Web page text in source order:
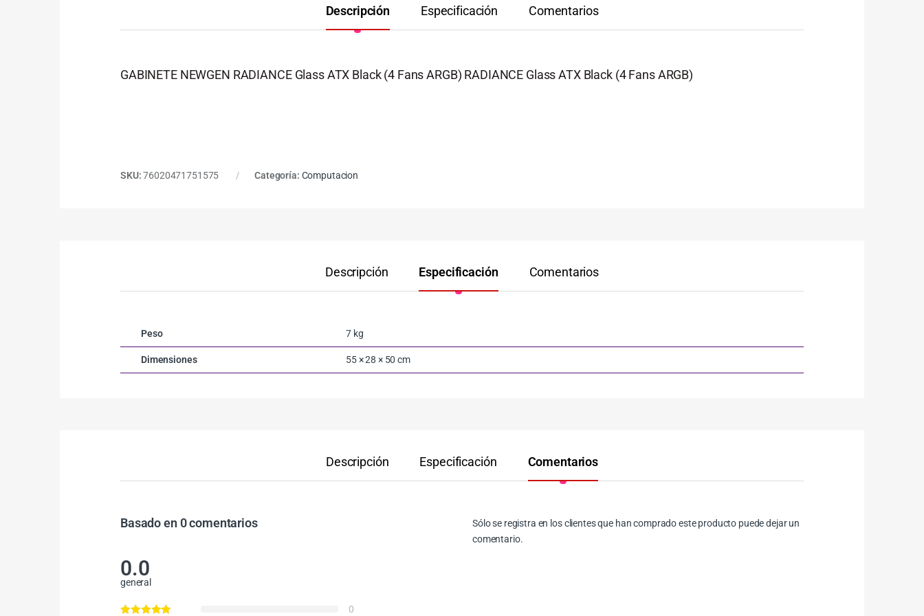
Descripción Especificación Comentarios
GABINETE NEWGEN RADIANCE Glass ATX Black (4 Fans ARGB) RADIANCE Glass ATX Black (4 Fans ARGB)
SKU:76020471751575 Categoría: Computacion
Descripción Especificación Comentarios
Peso 7 kg
Dimensiones 55 × 28 × 50 cm
Descripción Especificación Comentarios
Basado en 0 comentarios
0.0
general
0
Sólo se registra en los clientes que han comprado este producto puede dejar un
comentario.